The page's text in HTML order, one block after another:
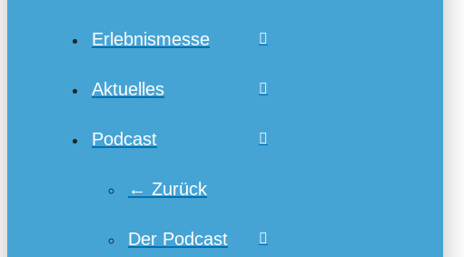
Erlebnismesse
Aktuelles
Podcast
← Zurück
Der Podcast